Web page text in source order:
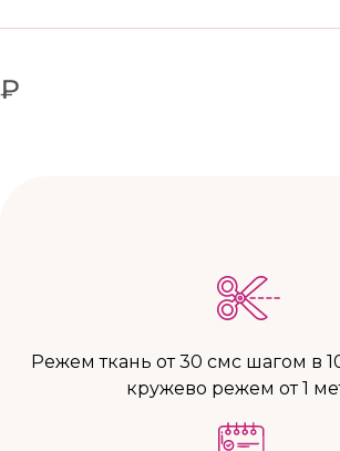
Режем ткань от 30 смс шагом в
кружево режем от 1